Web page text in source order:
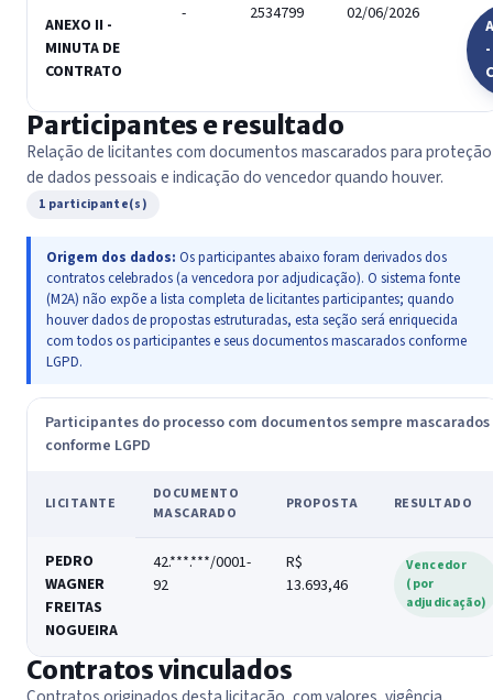
ANEXO II -
MINUTA DE
CONTRATO
- 2534799 02/06/2026
Participantes e resultado
Relação de licitantes com documentos mascarados para proteção
de dados pessoais e indicação do vencedor quando houver.
1 participante(s)
Origem dos dados: Os participantes abaixo foram derivados dos
contratos celebrados (a vencedora por adjudicação). O sistema fonte
(M2A) não expõe a lista completa de licitantes participantes; quando
houver dados de propostas estruturadas, esta seção será enriquecida
com todos os participantes e seus documentos mascarados conforme
LGPD.
Participantes do processo com documentos sempre mascarados
conforme LGPD
LICITANTE
DOCUMENTO
MASCARADO
PROPOSTA RESULTADO
PEDRO
WAGNER
FREITAS
NOGUEIRA
42.***.***/0001-
92
R$
13.693,46
Vencedor
(por
adjudicação)
Contratos vinculados